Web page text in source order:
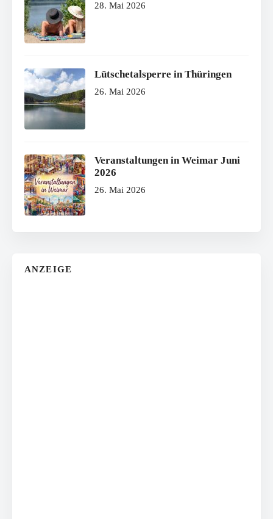
28. Mai 2026
Lütschetalsperre in Thüringen
26. Mai 2026
Veranstaltungen in Weimar Juni
2026
26. Mai 2026
ANZEIGE